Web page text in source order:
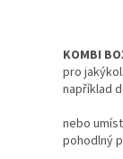
KOMBI
pro
například
nebo
pohodlný